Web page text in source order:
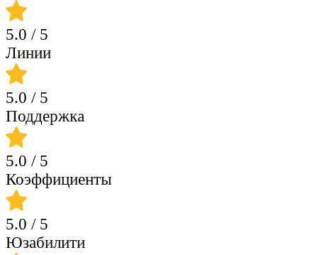
5.0 / 5
Линии
5.0 / 5
Поддержка
5.0 / 5
Коэффициенты
5.0 / 5
Юзабилити